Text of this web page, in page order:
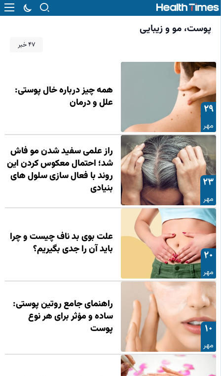
پوست، مو و زیبایی
47 خبر
29
مهر
همه چیز درباره خال پوستی:
علل و درمان
23
مهر
راز علمی سفید شدن مو فاش
شد؛ احتمال معکوس کردن این
روند با فعال‌ سازی سلول‌ های
بنیادی
20
مهر
علت بوی بد ناف چیست و چرا
باید آن را جدی بگیریم؟
10
مهر
راهنمای جامع روتین پوستی:
ساده و مؤثر برای هر نوع
پوست